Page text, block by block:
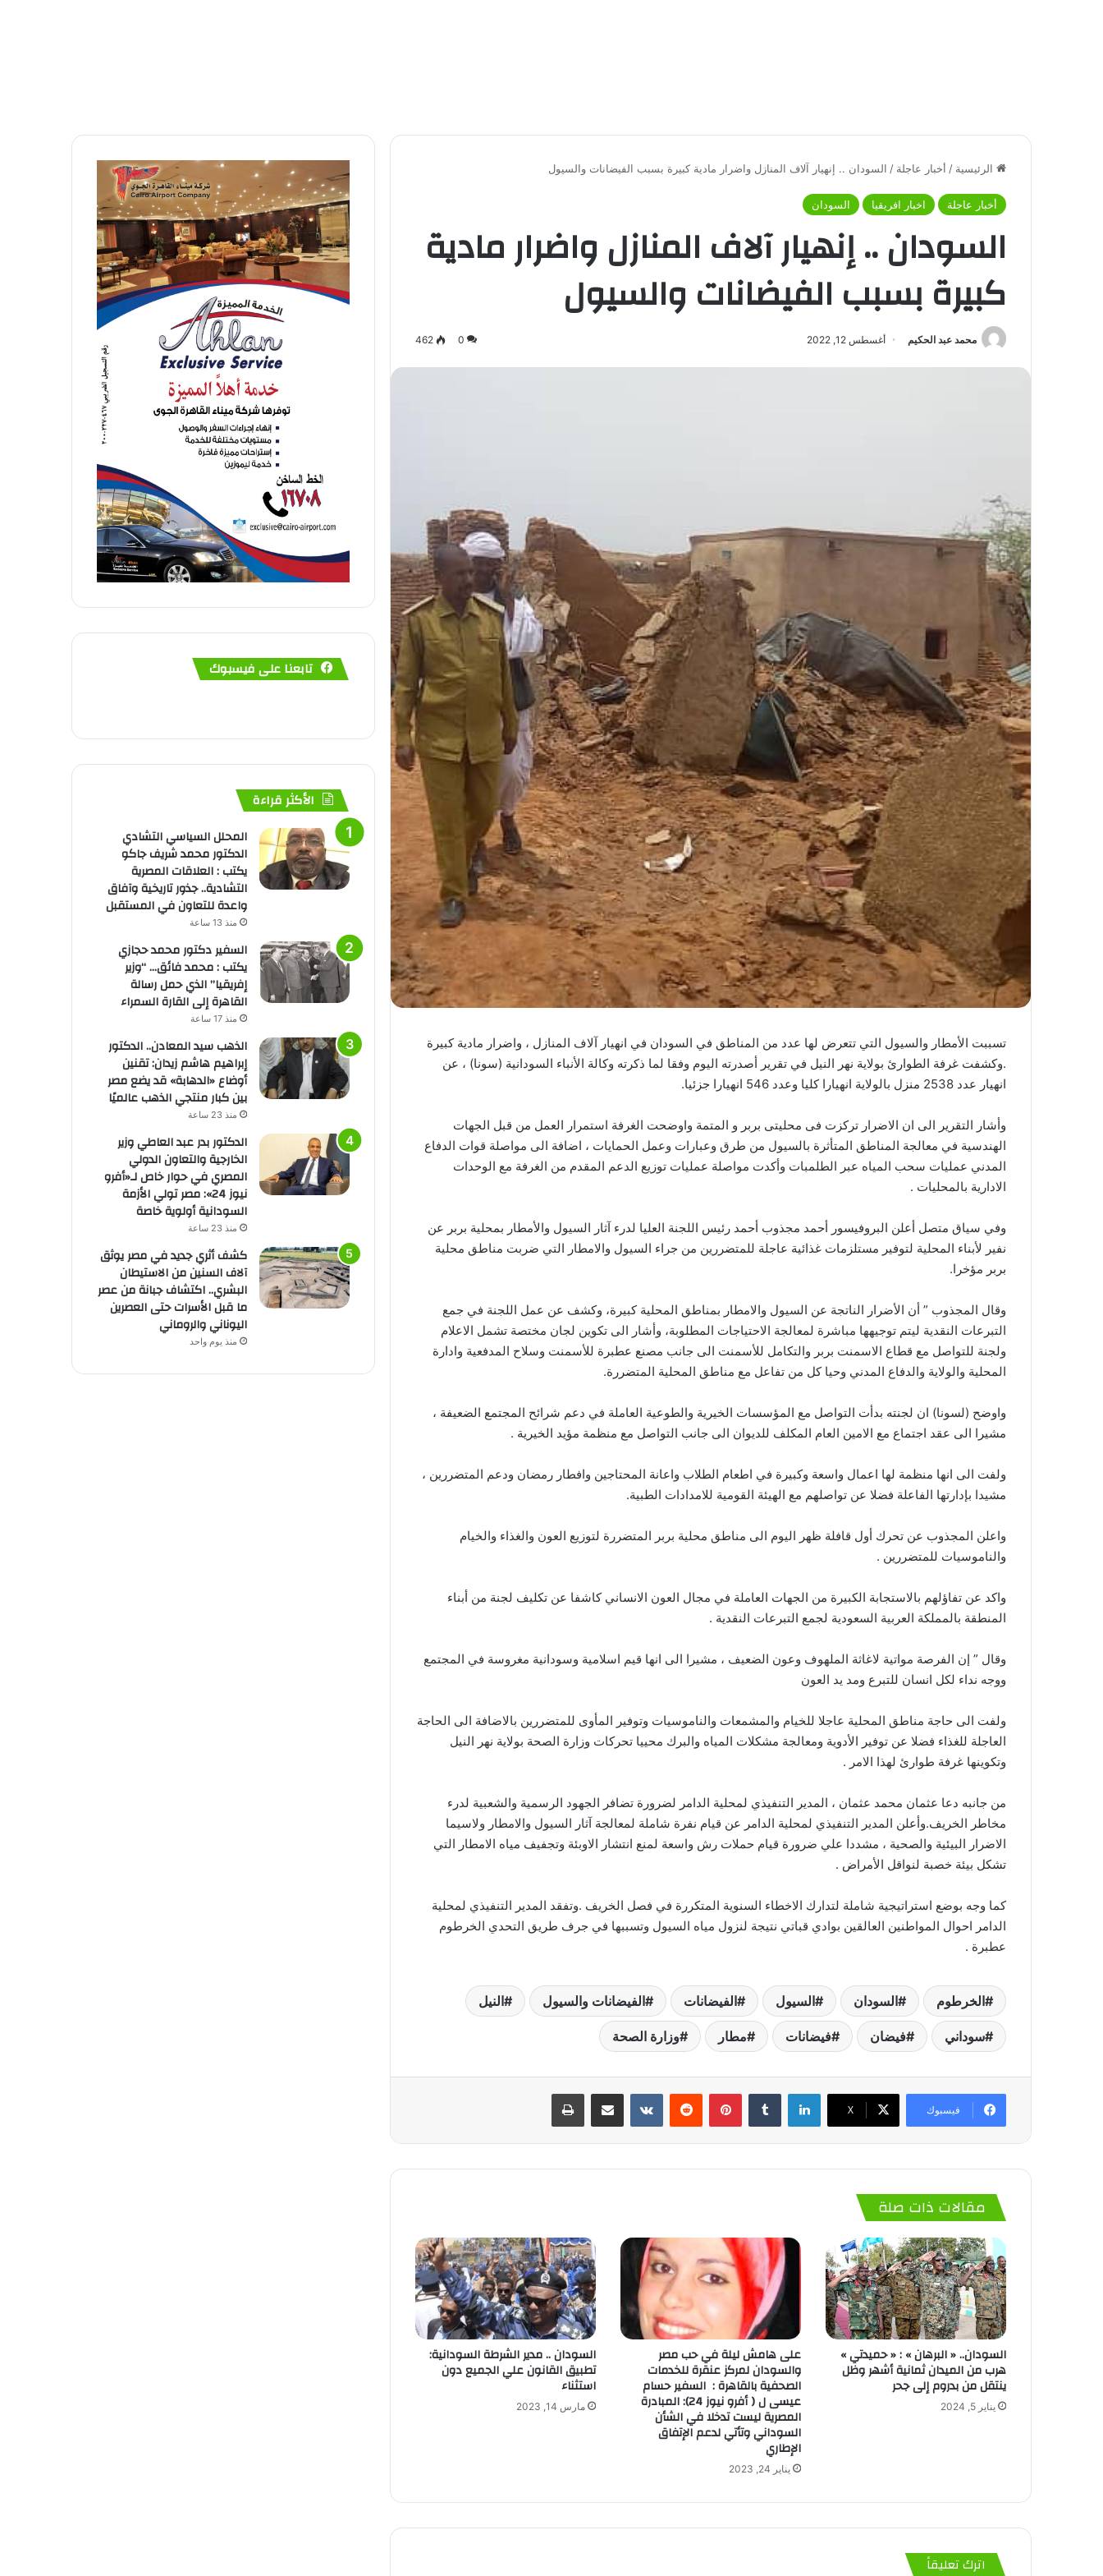
الرئيسية / أخبار عاجلة / السودان .. إنهيار آلاف المنازل واضرار مادية كبيرة بسبب الفيضانات والسيول
أخبار عاجلة اخبار افريقيا السودان
السودان .. إنهيار آلاف المنازل واضرار مادية
كبيرة بسبب الفيضانات والسيول
محمد عبد الحكيم أغسطس 12, 2022 0
462
تسببت الأمطار والسيول التي تتعرض لها عدد من المناطق في السودان في انهيار آلاف المنازل ، واضرار مادية كبيرة
.وكشفت غرفة الطوارئ بولاية نهر النيل في تقرير أصدرته اليوم وفقا لما ذكرته وكالة الأنباء السودانية (سونا) ، عن
انهيار عدد 2538 منزل بالولاية انهيارا كليا وعدد 546 انهيارا جزئيا.
وأشار التقرير الى ان الاضرار تركزت فى محليتى بربر و المتمة واوضحت الغرفة استمرار العمل من قبل الجهات
الهندسية في معالجة المناطق المتأثرة بالسيول من طرق وعبارات وعمل الحمايات ، اضافة الى مواصلة قوات الدفاع
المدني عمليات سحب المياه عبر الطلمبات وأكدت مواصلة عمليات توزيع الدعم المقدم من الغرفة مع الوحدات
الادارية بالمحليات .
وفي سياق متصل أعلن البروفيسور أحمد مجذوب أحمد رئيس اللجنة العليا لدرء آثار السيول والأمطار بمحلية بربر عن
نفير لأبناء المحلية لتوفير مستلزمات غذائية عاجلة للمتضررين من جراء السيول والامطار التي ضربت مناطق محلية
بربر مؤخرا.
وقال المجذوب ” أن الأضرار الناتجة عن السيول والامطار بمناطق المحلية كبيرة، وكشف عن عمل اللجنة في جمع
التبرعات النقدية ليتم توجيهها مباشرة لمعالجة الاحتياجات المطلوبة، وأشار الى تكوين لجان مختصة تشمل الاعلام
ولجنة للتواصل مع قطاع الاسمنت بربر والتكامل للأسمنت الى جانب مصنع عطبرة للأسمنت وسلاح المدفعية وادارة
المحلية والولاية والدفاع المدني وحيا كل من تفاعل مع مناطق المحلية المتضررة.
واوضح (لسونا) ان لجنته بدأت التواصل مع المؤسسات الخيرية والطوعية العاملة في دعم شرائح المجتمع الضعيفة ،
مشيرا الى عقد اجتماع مع الامين العام المكلف للديوان الى جانب التواصل مع منظمة مؤيد الخيرية .
ولفت الى انها منظمة لها اعمال واسعة وكبيرة في اطعام الطلاب واعانة المحتاجين وافطار رمضان ودعم المتضررين ،
مشيدا بإدارتها الفاعلة فضلا عن تواصلهم مع الهيئة القومية للامدادات الطبية.
واعلن المجذوب عن تحرك أول قافلة ظهر اليوم الى مناطق محلية بربر المتضررة لتوزيع العون والغذاء والخيام
والناموسيات للمتضررين .
واكد عن تفاؤلهم بالاستجابة الكبيرة من الجهات العاملة في مجال العون الانساني كاشفا عن تكليف لجنة من أبناء
المنطقة بالمملكة العربية السعودية لجمع التبرعات النقدية .
وقال ” إن الفرصة مواتية لاغاثة الملهوف وعون الضعيف ، مشيرا الى انها قيم اسلامية وسودانية مغروسة في المجتمع
ووجه نداء لكل انسان للتبرع ومد يد العون
ولفت الى حاجة مناطق المحلية عاجلا للخيام والمشمعات والناموسيات وتوفير المأوى للمتضررين بالاضافة الى الحاجة
العاجلة للغذاء فضلا عن توفير الأدوية ومعالجة مشكلات المياه والبرك محييا تحركات وزارة الصحة بولاية نهر النيل
وتكوينها غرفة طوارئ لهذا الامر .
من جانبه دعا عثمان محمد عثمان ، المدير التنفيذي لمحلية الدامر لضرورة تضافر الجهود الرسمية والشعبية لدرء
مخاطر الخريف.وأعلن المدير التنفيذي لمحلية الدامر عن قيام نفرة شاملة لمعالجة آثار السيول والامطار ولاسيما
الاضرار البيئية والصحية ، مشددا علي ضرورة قيام حملات رش واسعة لمنع انتشار الاوبئة وتجفيف مياه الامطار التي
تشكل بيئة خصبة لنواقل الأمراض .
كما وجه بوضع استراتيجية شاملة لتدارك الاخطاء السنوية المتكررة في فصل الخريف .وتفقد المدير التنفيذي لمحلية
الدامر احوال المواطنين العالقين بوادي قباتي نتيجة لنزول مياه السيول وتسببها في جرف طريق التحدي الخرطوم
عطبرة .
الخرطوم السودان السيول الفيضانات الفيضانات والسيول النيل
سوداني فيضان فيضانات مطار وزارة الصحة
فيسبوك ‫X
لينكدإن بينتيريست مشاركة عبر البريد طباعة
مقالات ذات صلة
السودان.. « البرهان » : « حميدتي »
هرب من الميدان ثمانية أشهر وظل
ينتقل من بدروم إلى جحر
يناير 5, 2024
على هامش ليلة في حب مصر
والسودان لمركز عنقرة للخدمات
الصحفية بالقاهرة : السفير حسام
عيسى ل ( أفرو نيوز 24): المبادرة
المصرية ليست تدخلا في الشأن
السوداني وتأتي لدعم الإتفاق
الإطاري
يناير 24, 2023
السودان .. مدير الشرطة السودانية:
تطبيق القانون علي الجميع دون
استثناء
مارس 14, 2023
اترك تعليقاً
تابعنا على فيسبوك
الأكثر قراءة
المحلل السياسي التشادي
الدكتور محمد شريف جاكو
يكتب : العلاقات المصرية
التشادية.. جذور تاريخية وآفاق
واعدة للتعاون في المستقبل
منذ 13 ساعة
السفير دكتور محمد حجازي
يكتب : محمد فائق… “وزير
إفريقيا” الذي حمل رسالة
القاهرة إلى القارة السمراء
منذ 17 ساعة
الذهب سيد المعادن.. الدكتور
إبراهيم هاشم زيدان: تقنين
أوضاع «الدهابة» قد يضع مصر
بين كبار منتجي الذهب عالميًا
منذ 23 ساعة
الدكتور بدر عبد العاطي وزير
الخارجية والتعاون الدولي
المصري في حوار خاص لـ«أفرو
نيوز 24»: مصر تولي الأزمة
السودانية أولوية خاصة
منذ 23 ساعة
كشف أثري جديد في مصر يوثق
آلاف السنين من الاستيطان
البشري.. اكتشاف جبانة من عصر
ما قبل الأسرات حتى العصرين
اليوناني والروماني
منذ يوم واحد